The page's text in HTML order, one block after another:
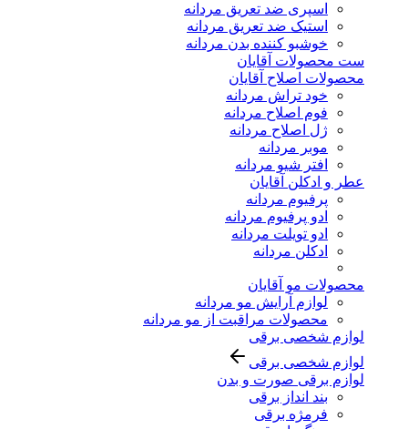
اسپری ضد تعریق مردانه
استیک ضد تعریق مردانه
خوشبو کننده بدن مردانه
ست محصولات آقایان
محصولات اصلاح آقایان
خود تراش مردانه
فوم اصلاح مردانه
ژل اصلاح مردانه
موبر مردانه
افتر شیو مردانه
عطر و ادکلن آقایان
پرفیوم مردانه
ادو پرفیوم مردانه
ادو تویلت مردانه
ادکلن مردانه
محصولات مو آقایان
لوازم آرایش مو مردانه
محصولات مراقبت از مو مردانه
لوازم شخصی برقی
لوازم شخصی برقی
لوازم برقی صورت و بدن
بند انداز برقی
فرمژه برقی